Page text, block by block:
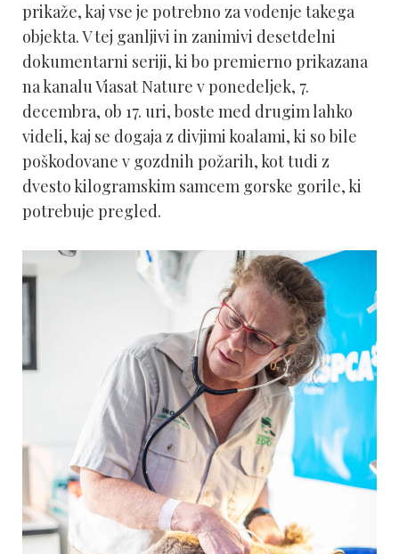
prikaže, kaj vse je potrebno za vodenje takega
objekta. V tej ganljivi in zanimivi desetdelni
dokumentarni seriji, ki bo premierno prikazana
na kanalu Viasat Nature v ponedeljek, 7.
decembra, ob 17. uri, boste med drugim lahko
videli, kaj se dogaja z divjimi koalami, ki so bile
poškodovane v gozdnih požarih, kot tudi z
dvesto kilogramskim samcem gorske gorile, ki
potrebuje pregled.